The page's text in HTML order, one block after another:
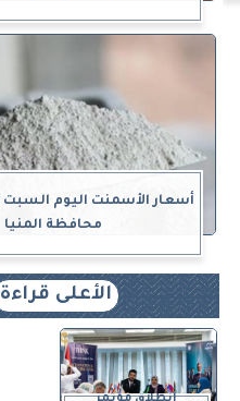
محافظة المنيا
الأعلى قراءة
انطلاق مؤتمر